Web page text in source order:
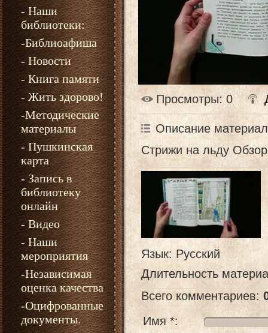
- Наши
библиотеки:
-Библиоафиша
- Новости
- Книга памяти
- Жить здорово!
-Методические
материалы
- Пушкинская
карта
- Запись в
библиотеку
онлайн
- Видео
- Наши
мероприятия
-Независимая
оценка качества
-Оцифрованные
документы.
Просмотры: 0
Описание
Стрижи на льду
Язык: Русский
Длительность
Всего комментариев:
Имя *: